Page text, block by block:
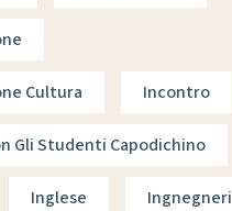
Cultura Incontro
Gli Studenti Capodichino
Inglese Ingnegneri